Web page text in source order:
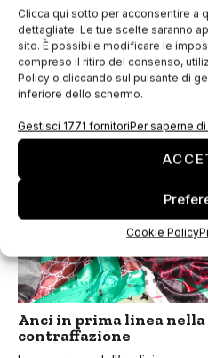
Clicca qui sotto per acconsentire a
dettagliate. Le tue scelte saranno
sito. È possibile modificare le
compreso il ritiro del consenso,
Policy o cliccando sul pulsante di
inferiore dello schermo.
Gestisci 1771 fornitoriPer saperne
Cookie Policy
Sostenere lo sviluppo della
tessili e degli abiti usati in Italia,
termini ambientali, economici e
riducendo i costi sostenuti dai
Anci in prima linea
contraffazione